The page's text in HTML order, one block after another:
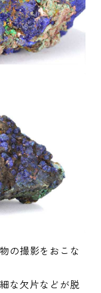
の撮影をおこな
な欠片などが脱